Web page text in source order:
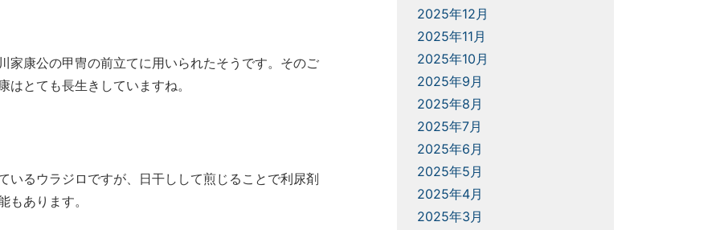
家康公の甲冑の前立てに用いられたそうです。そのご
とても長生きしていますね。
いるウラジロですが、日干しして煎じることで利尿剤
もあります。
2025年12月
2025年11月
2025年10月
2025年9月
2025年8月
2025年7月
2025年6月
2025年5月
2025年4月
2025年3月